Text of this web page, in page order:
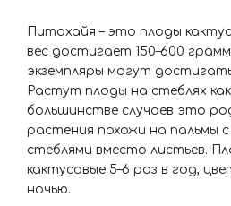
Питахайя – это плоды
вес достигает 150–600
экземпляры могут
Растут плоды на стеблях
большинстве случаев это
растения похожи на пальмы
стеблями вместо листьев.
кактусовые 5–6 раз в год,
ночью.